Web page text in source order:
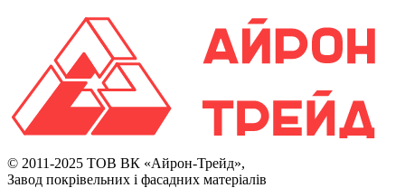
© 2011-2025 ТОВ ВК «Айрон-Трейд»,
Завод покрівельних і фасадних матеріалів